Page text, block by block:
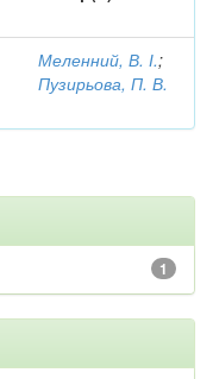
Меленний, В. І.;
Пузирьова, П. В.
1